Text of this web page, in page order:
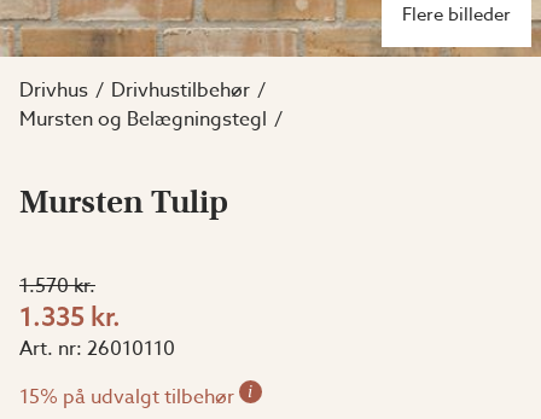
Flere billeder
Drivhus
Drivhustilbehør
Mursten og Belægningstegl
Mursten Tulip
1.570 kr.
1.335 kr.
Art. nr: 26010110
15% på udvalgt tilbehør
i